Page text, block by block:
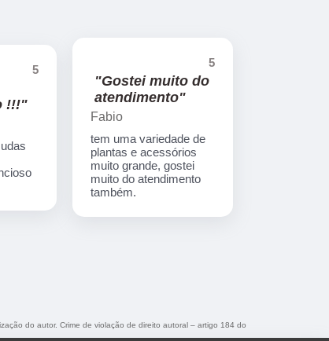
5
!!!"
5
"Gostei muito do
atendimento"
Fabio
tem uma variedade de
plantas e acessórios
muito grande, gostei
muito do atendimento
também.
do autor. Crime de violação de direito autoral – artigo 184 do